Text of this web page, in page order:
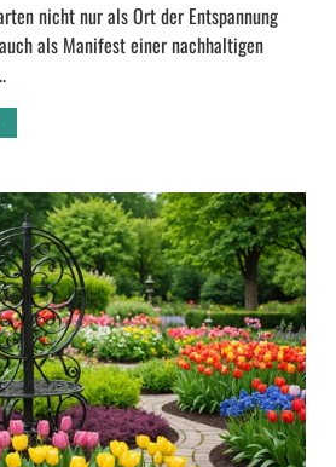
nicht nur als Ort der Entspannung
als Manifest einer nachhaltigen